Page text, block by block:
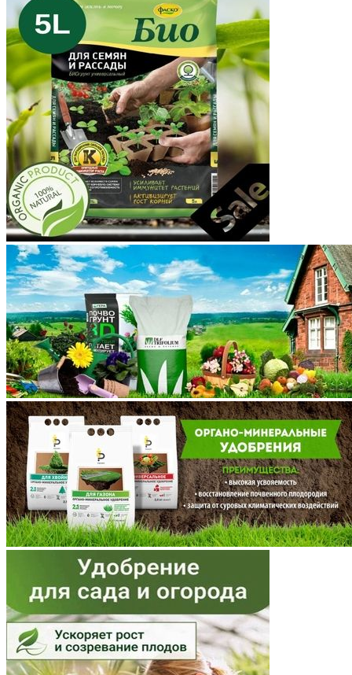
Кировская область
Коми
Корякский округ
Костромская область
Краснодарский край
Красноярский край
Крым
Курганская область
Курская область
Ленинградская область
Липецкая область
Магаданская область
Марий Эл
Мордовия
Московская область
Мурманская область
Ненецкий АО
Нижегородская область
Новгородская область
Новосибирская область
Омская область
Оренбургская область